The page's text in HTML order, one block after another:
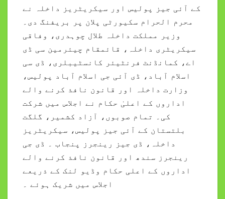
کے آئی جیز پولیس اور سیکریٹریز داخلہ نے
محرم الحرام سکیورٹی پلان پر بریفنگ دی۔
وزیر مملکت داخلہ طلال چوہدری، وفاقی
سیکریٹری داخلہ، قائمقام چیئرمین سی ڈی
اے، کمانڈنٹ فرنٹیئر کانسٹیبلری، ڈی سی
اسلام آباد، ڈی آئی جی اسلام آباد پولیس،
وزارت داخلہ اور قانون نافذ کرنے والے
اداروں کے اعلیٰ حکام نے اجلاس میں شرکت
کی۔ تمام صوبوں، آزاد کشمیر، گلگت
بلتستان کے آئی جیز پولیس، سیکریٹریز
داخلہ، ڈی جیز رینجرز پنجاب ۔ ڈی جی
رینجرز سندھ اور قانون نافذ کرنے والے
اداروں کے اعلی حکام وڈیو لنک کے ذریعے
اجلاس میں شریک ہوئے ۔